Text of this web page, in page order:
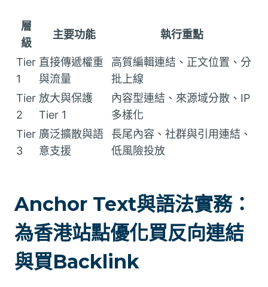
層
級
主要功能 執行重點
Tier
1
直接傳遞權重
與流量
高質編輯連結、正文位置、分
批上線
Tier
2
放大與保護
Tier 1
內容型連結、來源域分散、IP
多樣化
Tier
3
廣泛擴散與語
意支援
長尾內容、社群與引用連結、
低風險投放
Anchor Text與語法實務：
為香港站點優化買反向連結
與買Backlink